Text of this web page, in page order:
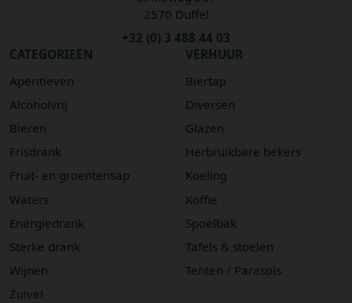
2570 Duffel
+32 (0) 3 488 44 03
CATEGORIEËN
Aperitieven
Alcoholvrij
Bieren
Frisdrank
Fruit- en groentensap
Waters
Energiedrank
Sterke drank
Wijnen
Zuivel
VERHUUR
Biertap
Diversen
Glazen
Herbruikbare bekers
Koeling
Koffie
Spoelbak
Tafels & stoelen
Tenten / Parasols